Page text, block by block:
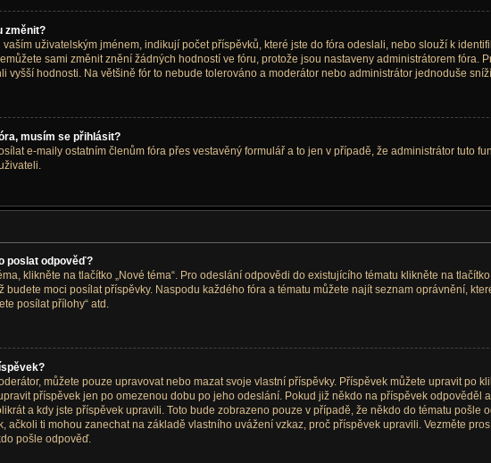
změnit?
uživatelským jménem, indikují počet příspěvků, které jste do fóra odeslali, nebo slouží k
sami změnit znění žádných hodností ve fóru, protože jsou nastaveny administrátorem fóra.
vyšší hodnosti. Na většině fór to nebude tolerováno a moderátor nebo administrátor jednoduše
musím se přihlásit?
e-maily ostatním členům fóra přes vestavěný formulář a to jen v případě, že administrátor tuto
poslat odpověď?
klikněte na tlačítko „Nové téma“. Pro odeslání odpovědi do existujícího tématu klikněte na
budete moci posílat příspěvky. Naspodu každého fóra a tématu můžete najít seznam oprávnění,
posílat přílohy“ atd.
můžete pouze upravovat nebo mazat svoje vlastní příspěvky. Příspěvek můžete upravit po
příspěvek jen po omezenou dobu po jeho odeslání. Pokud již někdo na příspěvek odpověděl
a kdy jste příspěvek upravili. Toto bude zobrazeno pouze v případě, že někdo do tématu pošle
ačkoli ti mohou zanechat na základě vlastního uvážení vzkaz, proč příspěvek upravili. Vezměte
pošle odpověď.